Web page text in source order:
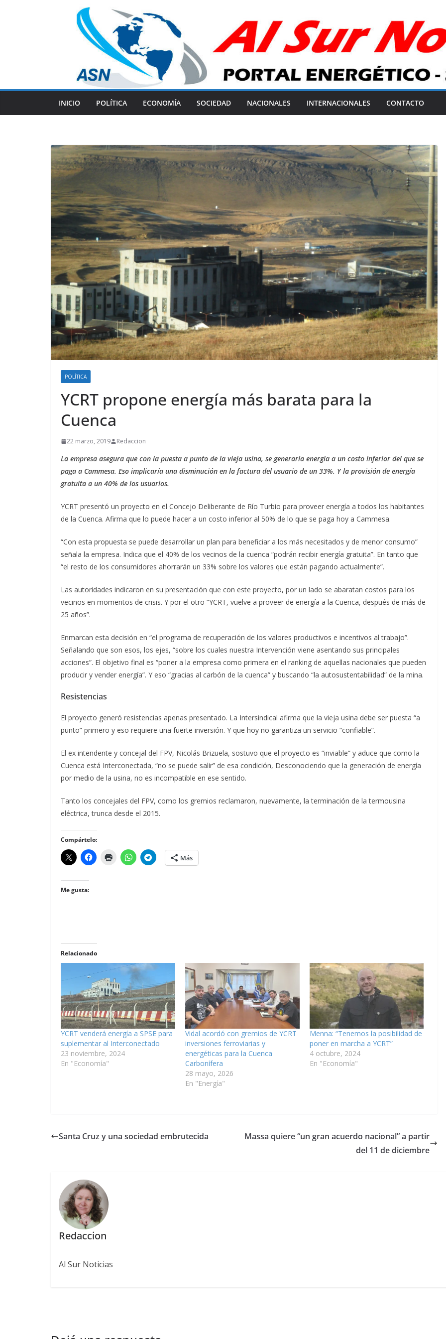
INICIO POLÍTICA ECONOMÍA SOCIEDAD NACIONALES INTERNACIONALES CONTACTO
POLÍTICA
YCRT propone energía más barata para la
Cuenca
22 marzo, 2019 Redaccion
La empresa asegura que con la puesta a punto de la vieja usina, se generaría energía a un costo inferior del que se
paga a Cammesa. Eso implicaría una disminución en la factura del usuario de un 33%. Y la provisión de energía
gratuita a un 40% de los usuarios.
YCRT presentó un proyecto en el Concejo Deliberante de Río Turbio para proveer energía a todos los habitantes
de la Cuenca. Afirma que lo puede hacer a un costo inferior al 50% de lo que se paga hoy a Cammesa.
“Con esta propuesta se puede desarrollar un plan para beneficiar a los más necesitados y de menor consumo”
señala la empresa. Indica que el 40% de los vecinos de la cuenca “podrán recibir energía gratuita”. En tanto que
“el resto de los consumidores ahorrarán un 33% sobre los valores que están pagando actualmente”.
Las autoridades indicaron en su presentación que con este proyecto, por un lado se abaratan costos para los
vecinos en momentos de crisis. Y por el otro “YCRT, vuelve a proveer de energía a la Cuenca, después de más de
25 años”.
Enmarcan esta decisión en “el programa de recuperación de los valores productivos e incentivos al trabajo”.
Señalando que son esos, los ejes, “sobre los cuales nuestra Intervención viene asentando sus principales
acciones”. El objetivo final es “poner a la empresa como primera en el ranking de aquellas nacionales que pueden
producir y vender energía”. Y eso “gracias al carbón de la cuenca” y buscando “la autosustentabilidad” de la mina.
Resistencias
El proyecto generó resistencias apenas presentado. La Intersindical afirma que la vieja usina debe ser puesta “a
punto” primero y eso requiere una fuerte inversión. Y que hoy no garantiza un servicio “confiable”.
El ex intendente y concejal del FPV, Nicolás Brizuela, sostuvo que el proyecto es “inviable” y aduce que como la
Cuenca está Interconectada, “no se puede salir” de esa condición, Desconociendo que la generación de energía
por medio de la usina, no es incompatible en ese sentido.
Tanto los concejales del FPV, como los gremios reclamaron, nuevamente, la terminación de la termousina
eléctrica, trunca desde el 2015.
Compártelo:
Más
Me gusta:
Relacionado
YCRT venderá energía a SPSE para
suplementar al Interconectado
23 noviembre, 2024
En "Economía"
Vidal acordó con gremios de YCRT
inversiones ferroviarias y
energéticas para la Cuenca
Carbonífera
28 mayo, 2026
En "Energía"
Menna: “Tenemos la posibilidad de
poner en marcha a YCRT”
4 octubre, 2024
En "Economía"
Santa Cruz y una sociedad embrutecida
Massa quiere “un gran acuerdo nacional” a partir
del 11 de diciembre
Redaccion
Al Sur Noticias